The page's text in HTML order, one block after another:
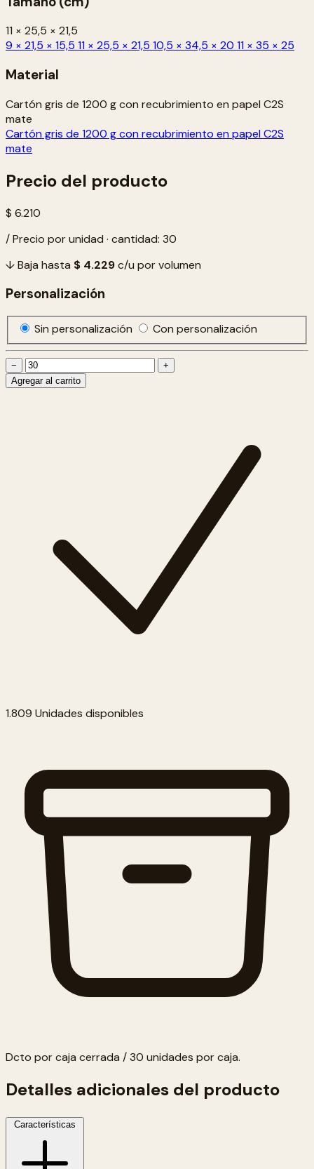
11 × 25,5 × 21,5
9 × 21,5 × 15,5 11 × 25,5 × 21,5 10,5 × 34,5 × 20 11 × 35 × 25
Material
Cartón gris de 1200 g con recubrimiento en papel C2S
mate
Cartón gris de 1200 g con recubrimiento en papel C2S
mate
Precio del producto
$ 6.210
/ Precio por unidad · cantidad: 30
↓ Baja hasta $ 4.229c/u por volumen
Personalización
Sin personalización Con personalización
−
+
Agregar al carrito
1.809 Unidades disponibles
Dcto por caja cerrada / 30 unidades por caja.
Detalles adicionales del producto
Características